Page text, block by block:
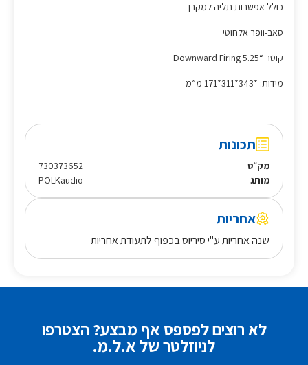
כולל אפשרות תליה למקרן
סאב-וופר אלחוטי
קוטר “5.25 Downward Firing
מידות: *343*311*171 מ”מ
תכונות
מק״ט
730373652
מותג
POLKaudio
אחריות
שנה אחריות ע"י סיריוס בכפוף לתעודת אחריות
לא רוצים לפספס אף מבצע? הצטרפו
לניוזלטר של א.ל.מ.